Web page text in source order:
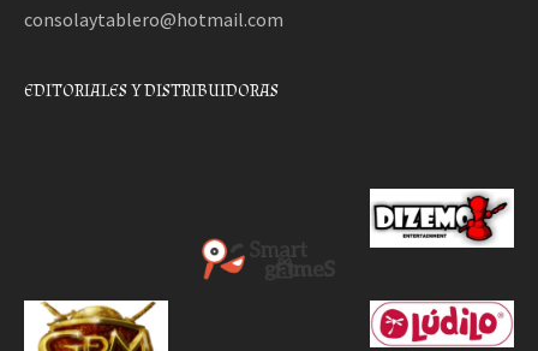
consolaytablero@hotmail.com
EDITORIALES Y DISTRIBUIDORAS